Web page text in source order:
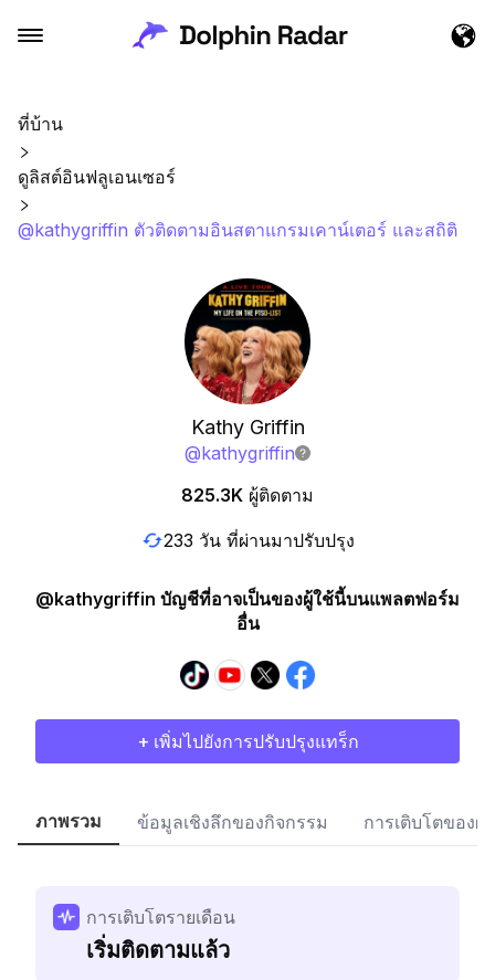
ที่บ้าน
ดูลิสต์อินฟลูเอนเซอร์
@kathygriffin ตัวติดตามอินสตาแกรมเคาน์เตอร์ และสถิติ
Kathy Griffin
@kathygriffin
825.3K ผู้ติดตาม
233 วัน ที่ผ่านมาปรับปรุง
@kathygriffin บัญชีที่อาจเป็นของผู้ใช้นี้บนแพลตฟอร์ม
อื่น
+ เพิ่มไปยังการปรับปรุงแทร็ก
ภาพรวม ข้อมูลเชิงลึกของกิจกรรม การเติบโตของผู้
การเติบโตรายเดือน
เริ่มติดตามแล้ว